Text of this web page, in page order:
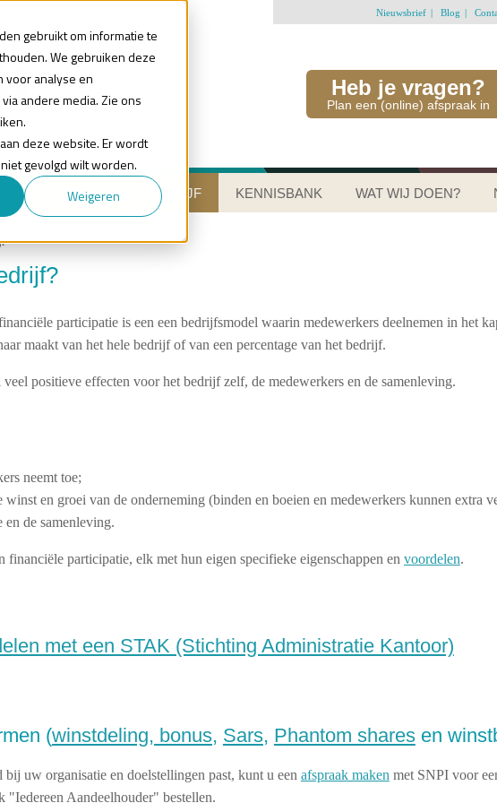
gebruikt om informatie te
We gebruiken deze
voor analyse en
andere media. Zie ons
deze website. Er wordt
gevolgd wilt worden.
Weigeren
Nieuwsbrief Blog
Heb je vragen?
Plan een (online) afspraak in
AANDELEN IN HET BEDRIJF KENNISBANK WAT WIJ DOEN?
participatie is een een bedrijfsmodel waarin medewerkers deelnemen in het
maakt van het hele bedrijf of van een percentage van het bedrijf.
positieve effecten voor het bedrijf zelf, de medewerkers en de samenleving.
neemt toe;
en groei van de onderneming (binden en boeien en medewerkers kunnen extra
de samenleving.
participatie, elk met hun eigen specifieke eigenschappen en voordelen.
met een STAK (Stichting Administratie Kantoor)
(winstdeling, bonus, Sars, Phantom sharesen
uw organisatie en doelstellingen past, kunt u een afspraak maken met SNPI voor
"Iedereen Aandeelhouder" bestellen.